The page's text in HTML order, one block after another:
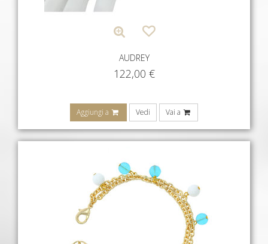
AUDREY
122,00 €
Aggiungi a Vedi Vai a